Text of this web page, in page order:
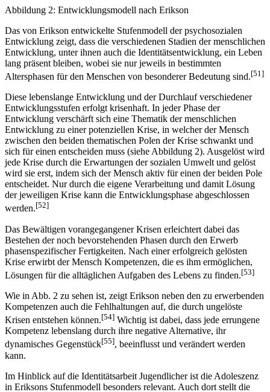
Abbildung 2: Entwicklungsmodell nach Erikson
Das von Erikson entwickelte Stufenmodell der psychosozialen
Entwick­lung zeigt, dass die verschiedenen Stadien der menschlichen
Entwick­lung, unter ihnen auch die Identitätsentwicklung, ein Leben
lang präsent blei­ben, wobei sie nur jeweils in bestimmten
Altersphasen für den Menschen von besonderer Bedeutung sind.[51]
Diese lebenslange Entwicklung und der Durchlauf verschiedener
Entwicklungsstufen erfolgt krisenhaft. In jeder Phase der
Entwicklung verschärft sich eine Thematik der menschlichen
Entwicklung zu einer potenziellen Krise, in welcher der Mensch
zwischen den beiden thematischen Polen der Krise schwankt und
sich für einen entscheiden muss (siehe Abbildung 2). Ausgelöst wird
jede Krise durch die Erwartungen der sozialen Umwelt und gelöst
wird sie erst, indem sich der Mensch aktiv für einen der beiden Pole
entscheidet. Nur durch die eigene Verarbeitung und damit Lösung
der jeweiligen Krise kann die Entwicklungsphase abgeschlossen
werden.[52]
Das Bewältigen vorangegangener Krisen erleichtert dabei das
Bestehen der noch bevorstehenden Phasen durch den Erwerb
phasenspezifischer Fertigkeiten. Nach einer erfolgreich gelösten
Krise erwirbt der Mensch Kompetenzen, die es ihm ermöglichen,
Lösungen für die alltäglichen Aufgaben des Lebens zu finden.[53]
Wie in Abb. 2 zu sehen ist, zeigt Erikson neben den zu erwerbenden
Kompetenzen auch die Fehlhaltungen auf, die durch ungelöste
Krisen entstehen können.[54] Wichtig ist dabei, dass jede errungene
Kompetenz lebenslang durch ihre negative Alternative, ihr
dynamisches Gegenstück[55], beeinflusst und verändert werden
kann.
Im Hinblick auf die Identitätsarbeit Jugendlicher ist die Adoleszenz
in Eriksons Stufenmodell besonders relevant. Auch dort stellt die